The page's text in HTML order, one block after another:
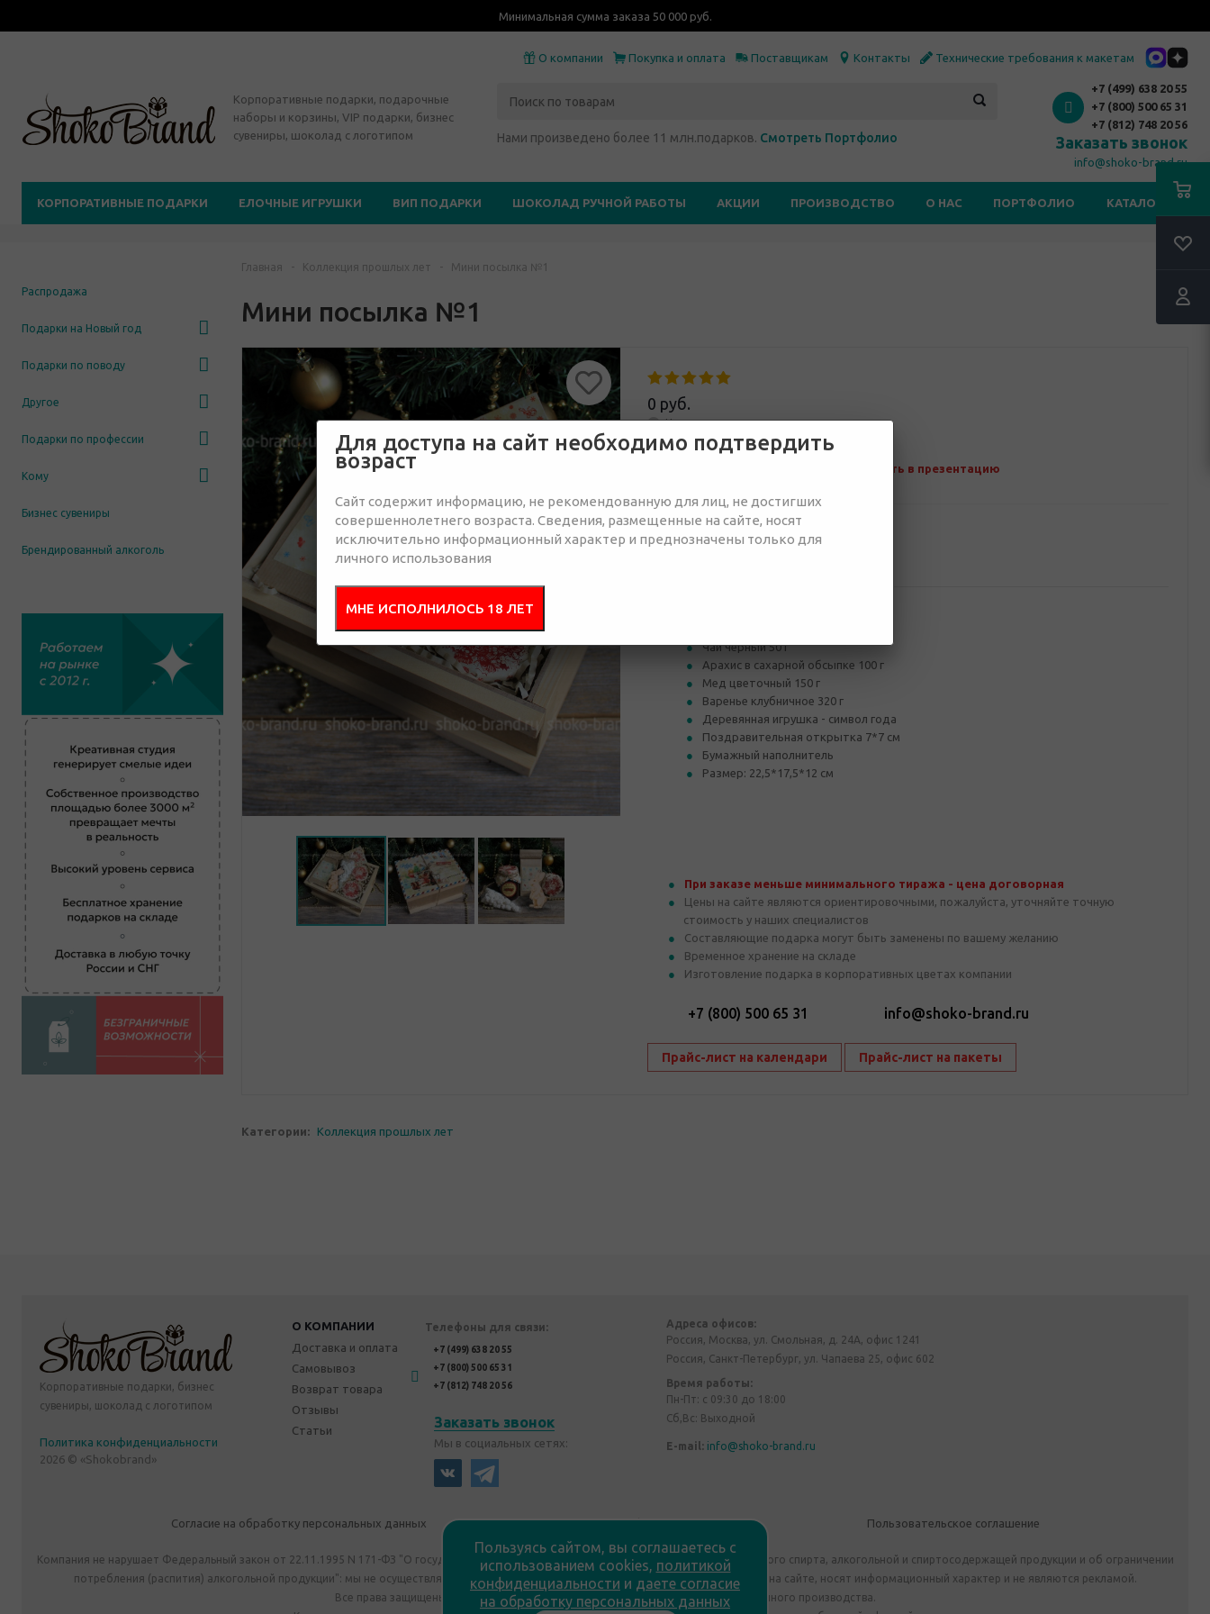
Минимальная сумма заказа 50 000 руб.
О компании Покупка и оплата Поставщикам Контакты Технические требования к макетам
Корпоративные подарки, подарочные
наборы и корзины, VIP подарки, бизнес
сувениры, шоколад с логотипом
Нами произведено более 11 млн.подарков. Смотреть Портфолио
+7 (499) 638 20 55
+7 (800) 500 65 31
+7 (812) 748 20 56
Заказать звонок
info@shoko-brand.ru
КОРПОРАТИВНЫЕ ПОДАРКИ ЕЛОЧНЫЕ ИГРУШКИ ВИП ПОДАРКИ ШОКОЛАД РУЧНОЙ РАБОТЫ АКЦИИ ПРОИЗВОДСТВО О НАС ПОРТФОЛИО КАТАЛОГИ
Распродажа
Подарки на Новый год
Подарки по поводу
Другое
Подарки по профессии
Кому
Бизнес сувениры
Брендированный алкоголь
Главная - Коллекция прошлых лет - Мини посылка №1
Мини посылка №1
0 руб.
Нет в наличии
Добавить в презентацию
Чай черный 50 г
Арахис в сахарной обсыпке 100 г
Мед цветочный 150 г
Варенье клубничное 320 г
Деревянная игрушка - символ года
Поздравительная открытка 7*7 см
Бумажный наполнитель
Размер: 22,5*17,5*12 см
При заказе меньше минимального тиража - цена договорная
Цены на сайте являются ориентировочными, пожалуйста, уточняйте точную
стоимость у наших специалистов
Составляющие подарка могут быть заменены по вашему желанию
Временное хранение на складе
Изготовление подарка в корпоративных цветах компании
+7 (800) 500 65 31 info@shoko-brand.ru
Прайс-лист на календари Прайс-лист на пакеты
Категории: Коллекция прошлых лет
Корпоративные подарки, бизнес
сувениры, шоколад с логотипом
Политика конфиденциальности
2026 © «Shokobrand»
О КОМПАНИИ
Доставка и оплата
Самовывоз
Возврат товара
Отзывы
Статьи
Телефоны для связи:
+7 (499) 638 20 55
+7 (800) 500 65 31
+7 (812) 748 20 56
Заказать звонок
Мы в социальных сетях:
Адреса офисов:
Россия, Москва, ул. Смольная, д. 24А, офис 1241
Россия, Санкт-Петербург, ул. Чапаева 25, офис 602
Время работы:
Пн-Пт: с 09:30 до 18:00
Сб,Вс: Выходной
E-mail: info@shoko-brand.ru
Согласие на обработку персональных данных Политика конфиденциальности Пользовательское соглашение
Компания не нарушает Федеральный закон от 22.11.1995 N 171-ФЗ "О государственном регулировании производства и оборота этилового спирта, алкогольной и спиртосодержащей продукции и об ограничении
потребления (распития) алкогольной продукции": мы не осуществляем дистанционную торговлю. Все материалы, размещенные на сайте, носят информационный характер и не являются рекламой.
Все права защищены "Shoko Brand". Авторские корпоративные подарки собственного производства.
Для доступа на сайт необходимо подтвердить
возраст
Сайт содержит информацию, не рекомендованную для лиц, не достигших
совершеннолетнего возраста. Сведения, размещенные на сайте, носят
исключительно информационный характер и преднозначены только для
личного использования
МНЕ ИСПОЛНИЛОСЬ 18 ЛЕТ
Пользуясь сайтом, вы соглашаетесь с
использованием cookies, политикой
конфиденциальности и даете согласие
на обработку персональных данных